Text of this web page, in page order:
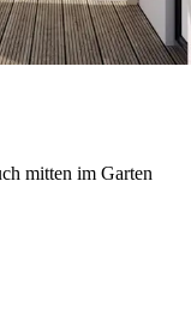
mitten im Garten